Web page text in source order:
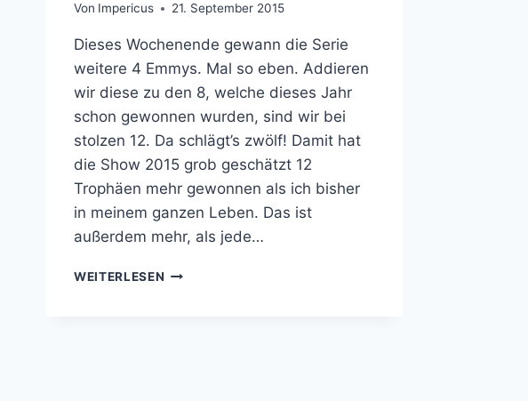
Von Impericus 21. September 2015
Dieses Wochenende gewann die Serie
weitere 4 Emmys. Mal so eben. Addieren
wir diese zu den 8, welche dieses Jahr
schon gewonnen wurden, sind wir bei
stolzen 12. Da schlägt’s zwölf! Damit hat
die Show 2015 grob geschätzt 12
Trophäen mehr gewonnen als ich bisher
in meinem ganzen Leben. Das ist
außerdem mehr, als jede…
WEITERLESEN GAME